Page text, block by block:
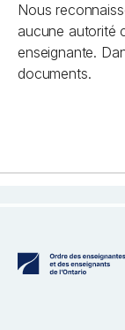
Nous
aucune autorité
enseignante.
documents.